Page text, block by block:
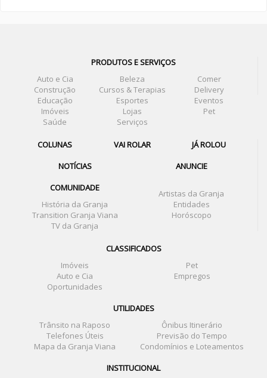
PRODUTOS E SERVIÇOS
Auto e Cia
Beleza
Comer
Construção
Cursos & Terapias
Delivery
Educação
Esportes
Eventos
Imóveis
Lojas
Pet
Saúde
Serviços
COLUNAS VAI ROLAR
JÁ ROLOU
NOTÍCIAS
ANUNCIE
COMUNIDADE
Artistas da Granja
História da Granja
Entidades
Transition Granja Viana
Horóscopo
TV da Granja
CLASSIFICADOS
Imóveis
Pet
Auto e Cia
Empregos
Oportunidades
UTILIDADES
Trânsito na Raposo
Ônibus Itinerário
Telefones Úteis
Previsão do Tempo
Mapa da Granja Viana
Condomínios e Loteamentos
INSTITUCIONAL